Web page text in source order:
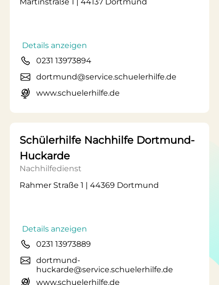
Details anzeigen
0231 13973894
dortmund@service.schuelerhilfe.de
www.schuelerhilfe.de
Schülerhilfe Nachhilfe Dortmund-
Huckarde
Nachhilfedienst
Rahmer Straße 1 | 44369 Dortmund
Details anzeigen
0231 13973889
dortmund-
huckarde@service.schuelerhilfe.de
www.schuelerhilfe.de